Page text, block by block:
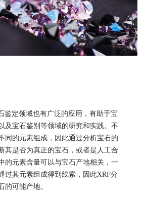
鉴定领域也有广泛的应用，有助于宝
及宝石鉴别等领域的研究和实践。不
同的元素组成，因此通过分析宝石的
其是否为真正的宝石，或者是人工合
的元素含量可以与宝石产地相关，一
过其元素组成得到线索，因此XRF分
的可能产地。